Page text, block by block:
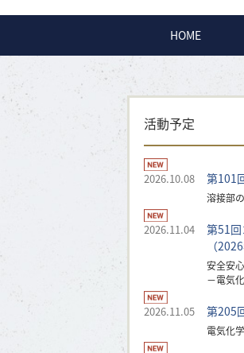
HOME
活動予定
2026.10.08 第101
溶接部
2026.11.04
第51
（
安全安
－電気
2026.11.05 第205
電気化